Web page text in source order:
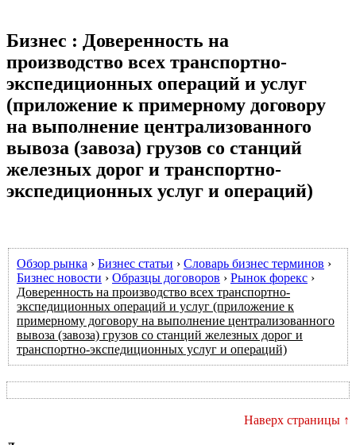
Бизнес : Доверенность на
производство всех транспортно-
экспедиционных операций и услуг
(приложение к примерному договору
на выполнение централизованного
вывоза (завоза) грузов со станций
железных дорог и транспортно-
экспедиционных услуг и операций)
Обзор рынка › Бизнес статьи › Словарь бизнес терминов ›
Бизнес новости › Образцы договоров › Рынок форекс ›
Доверенность на производство всех транспортно-
экспедиционных операций и услуг (приложение к
примерному договору на выполнение централизованного
вывоза (завоза) грузов со станций железных дорог и
транспортно-экспедиционных услуг и операций)
Наверх страницы ↑